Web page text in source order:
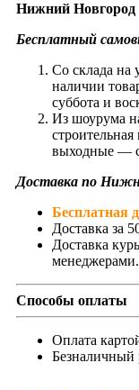
Нижний Новгород
Бесплатный
Со склада на
наличии
суббота и
Из шоурума
выходные —
Доставка по
Бесплатная
Доставка за
Доставка
менеджерами.
Способы оплаты
Оплата
Безналичный